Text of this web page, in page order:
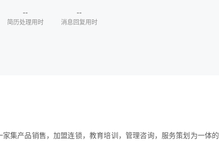
--
简历处理用时
--
消息回复用时
家集产品销售，加盟连锁，教育培训，管理咨询，服务策划为一体